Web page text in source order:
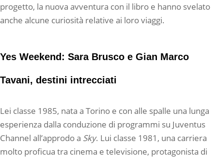
progetto, la nuova avventura con il libro e hanno svelato
anche alcune curiosità relative ai loro viaggi.
Yes Weekend: Sara Brusco e Gian Marco
Tavani, destini intrecciati
Lei classe 1985, nata a Torino e con alle spalle una lunga
esperienza dalla conduzione di programmi su Juventus
Channel all’approdo a Sky. Lui classe 1981, una carriera
molto proficua tra cinema e televisione, protagonista di